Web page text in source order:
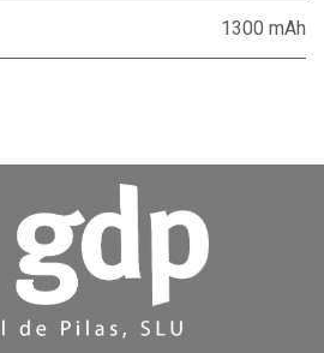
1300 mAh